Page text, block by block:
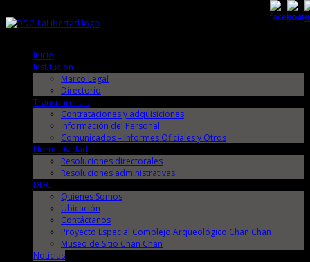
Inicio
Institución
Marco Legal
Directorio
Transparencia
Contrataciones y adquisiciones
Información del Personal
Comunicados – Informes Oficiales y Otros
Normatividad
Resoluciones directorales
Resoluciones administrativas
DDC
Quienes Somos
Ubicación
Contáctanos
Proyecto Especial Complejo Arqueológico Chan Chan
Museo de Sitio Chan Chan
Noticias